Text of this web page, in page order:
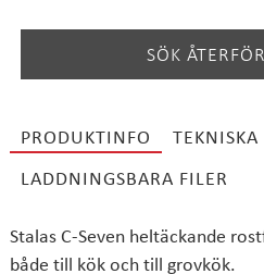
SÖK
SÖK
PRODUKTINFO
TEKNISKA
LADDNINGSBARA FILER
Stalas C-Seven heltäckande
både till kök och till grovkök.